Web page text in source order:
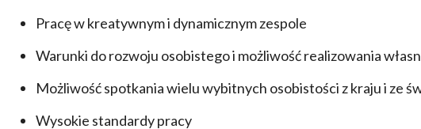
Pracę w kreatywnym i dynamicznym zespole
Warunki do rozwoju osobistego i możliwość realizowania
Możliwość spotkania wielu wybitnych osobistości z kraju i ze
Wysokie standardy pracy